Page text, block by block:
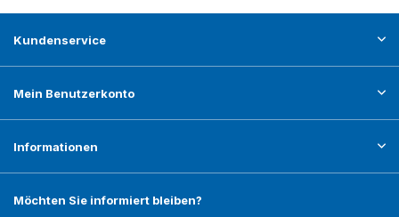
Kundenservice
Mein Benutzerkonto
Informationen
Möchten Sie informiert bleiben?